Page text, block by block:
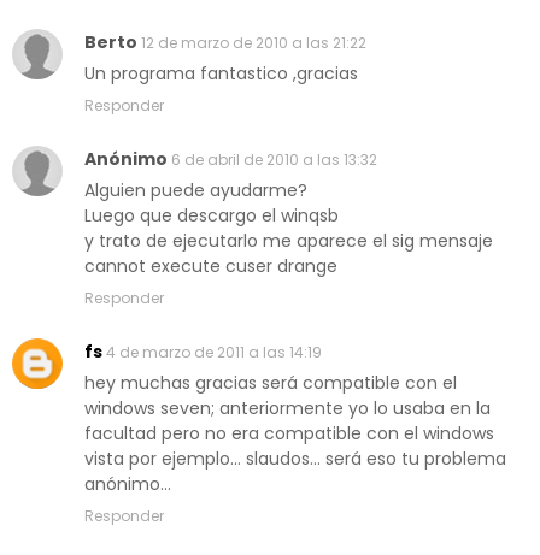
Berto 12 de marzo de 2010 a las 21:22
Un programa fantastico ,gracias
Responder
Anónimo 6 de abril de 2010 a las 13:32
Alguien puede ayudarme?
Luego que descargo el winqsb
y trato de ejecutarlo me aparece el sig mensaje
cannot execute cuser drange
Responder
fs4 de marzo de 2011 a las 14:19
hey muchas gracias será compatible con el
windows seven; anteriormente yo lo usaba en la
facultad pero no era compatible con el windows
vista por ejemplo... slaudos... será eso tu problema
anónimo...
Responder